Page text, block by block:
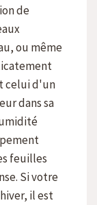
de
ou même
celui d'un
dans sa
feuilles
Si votre
il est